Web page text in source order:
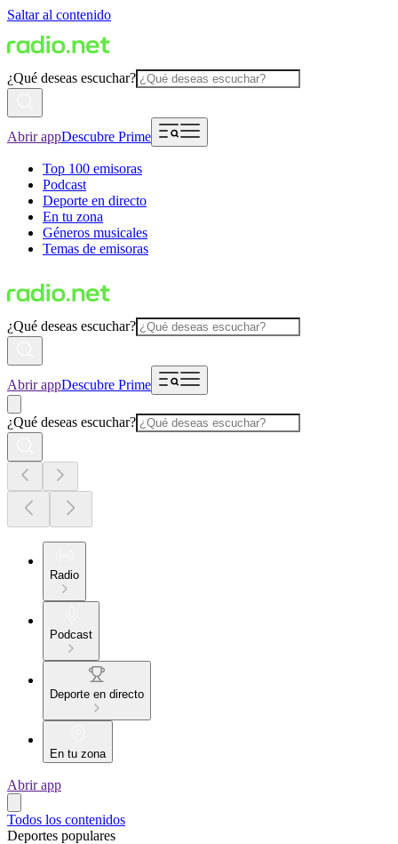
Saltar al contenido
¿Qué deseas escuchar?
Abrir appDescubre Prime
Top 100 emisoras
Podcast
Deporte en directo
En tu zona
Géneros musicales
Temas de emisoras
¿Qué deseas escuchar?
Abrir appDescubre Prime
¿Qué deseas escuchar?
Radio
Podcast
Deporte en directo
En tu zona
Abrir app
Todos los contenidos
Deportes populares